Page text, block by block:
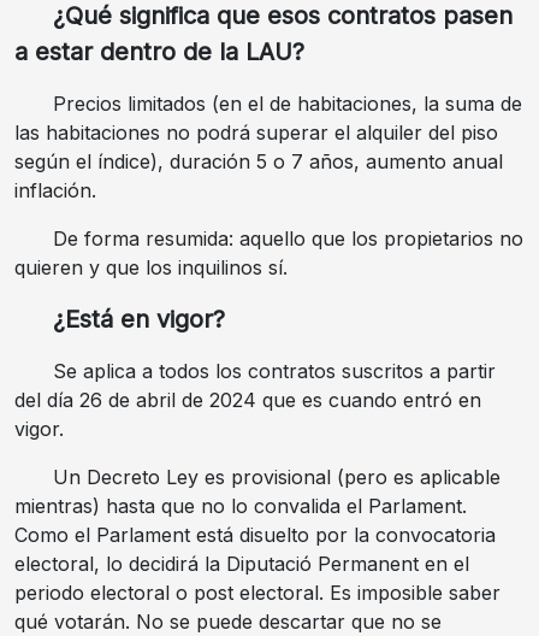
¿Qué significa que esos contratos pasen
a estar dentro de la LAU?
Precios limitados (en el de habitaciones, la suma de
las habitaciones no podrá superar el alquiler del piso
según el índice), duración 5 o 7 años, aumento anual
inflación.
De forma resumida: aquello que los propietarios no
quieren y que los inquilinos sí.
¿Está en vigor?
Se aplica a todos los contratos suscritos a partir
del día 26 de abril de 2024 que es cuando entró en
vigor.
Un Decreto Ley es provisional (pero es aplicable
mientras) hasta que no lo convalida el Parlament.
Como el Parlament está disuelto por la convocatoria
electoral, lo decidirá la Diputació Permanent en el
periodo electoral o post electoral. Es imposible saber
qué votarán. No se puede descartar que no se